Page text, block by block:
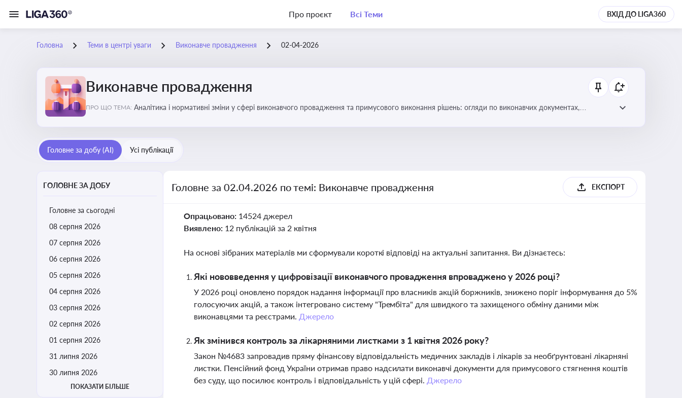
Про проєкт Всі Теми ВХІД ДО LIGA360
Головна Теми в центрі уваги Виконавче провадження 02-04-2026
Виконавче провадження
ПРО ЩО ТЕМА: Аналітика і нормативні зміни у сфері виконавчого провадження та примусового виконання рішень: огляди по виконавчих документах,
Головне за добу (AI) Усі публікації
ГОЛОВНЕ ЗА ДОБУ
Головне за сьогодні
08 серпня 2026
07 серпня 2026
06 серпня 2026
05 серпня 2026
04 серпня 2026
03 серпня 2026
02 серпня 2026
01 серпня 2026
31 липня 2026
30 липня 2026
ПОКАЗАТИ БІЛЬШЕ
Головне за 02.04.2026 по темі: Виконавче провадження ЕКСПОРТ
Опрацьовано: 14524 джерел
Виявлено: 12 публікацій за 2 квітня
На основі зібраних матеріалів ми сформували короткі відповіді на актуальні запитання. Ви дізнаєтесь:
Які нововведення у цифровізації виконавчого провадження впроваджено у 2026 році?
У 2026 році оновлено порядок надання інформації про власників акцій боржників, знижено поріг інформування до 5%
голосуючих акцій, а також інтегровано систему "Трембіта" для швидкого та захищеного обміну даними між
виконавцями та реєстрами. Джерело
Як змінився контроль за лікарняними листками з 1 квітня 2026 року?
Закон №4683 запровадив пряму фінансову відповідальність медичних закладів і лікарів за необґрунтовані лікарняні
листки. Пенсійний фонд України отримав право надсилати виконавчі документи для примусового стягнення коштів
без суду, що посилює контроль і відповідальність у цій сфері. Джерело